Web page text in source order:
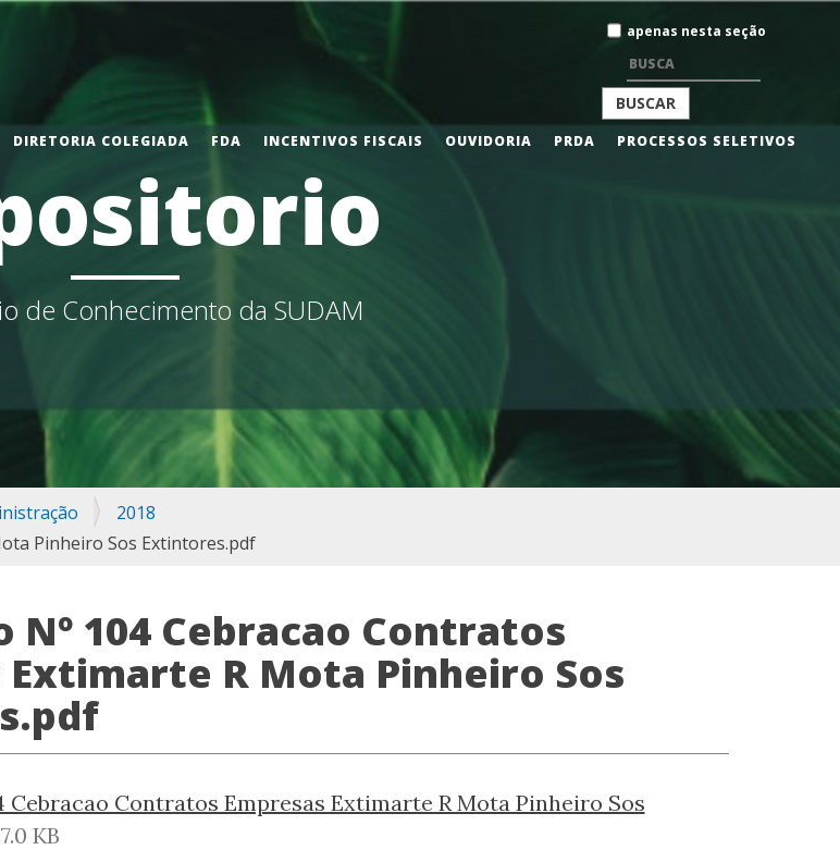
de Conhecimento da SUDAM
Busca
apenas nesta seção
BUSCA
DIRETORIA COLEGIADA FDA INCENTIVOS FISCAIS OUVIDORIA PRDA PROCESSOS SELETIVOS
2018
Pinheiro Sos Extintores.pdf
Nº 104 Cebracao Contratos
Extimarte R Mota Pinheiro Sos
Cebracao Contratos Empresas Extimarte R Mota Pinheiro Sos
KB